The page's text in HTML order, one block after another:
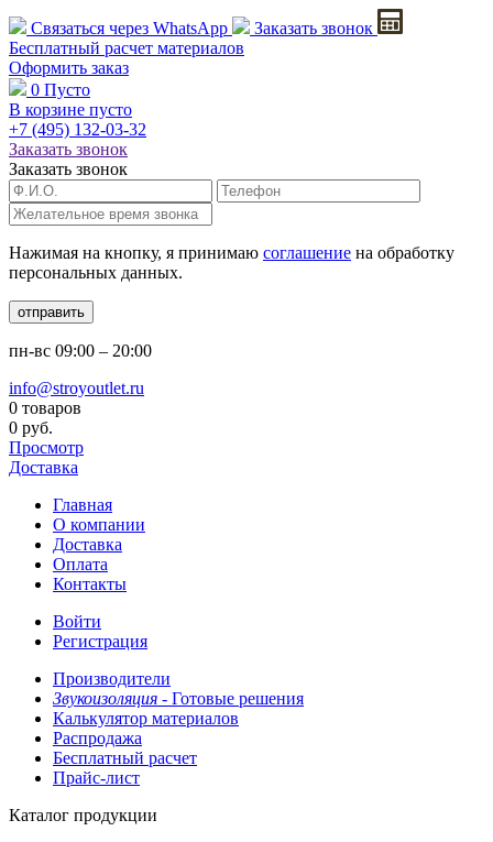
Связаться через WhatsApp
Заказать звонок
Бесплатный расчет материалов
Оформить заказ
0 Пусто
В корзине пусто
+7 (495) 132-03-32
Заказать звонок
Заказать звонок
Нажимая на кнопку, я принимаю соглашение на обработку
персональных данных.
отправить
пн-вс 09:00 – 20:00
info@stroyoutlet.ru
0 товаров
0 руб.
Просмотр
Доставка
Главная
О компании
Доставка
Оплата
Контакты
Войти
Регистрация
Производители
Звукоизоляция - Готовые решения
Калькулятор материалов
Распродажа
Бесплатный расчет
Прайс-лист
Каталог продукции